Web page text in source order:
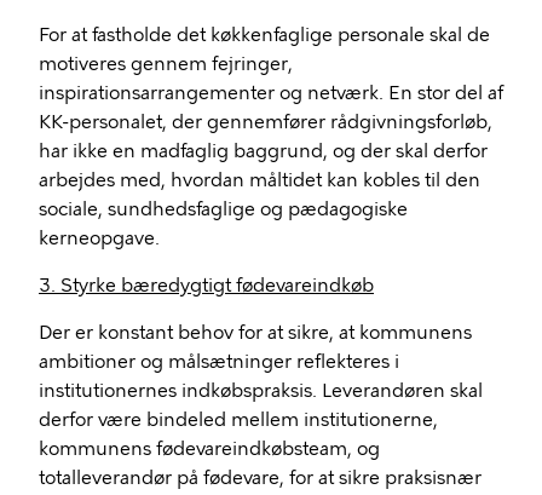
For at fastholde det køkkenfaglige personale skal de
motiveres gennem fejringer,
inspirationsarrangementer og netværk. En stor del af
KK-personalet, der gennemfører rådgivningsforløb,
har ikke en madfaglig baggrund, og der skal derfor
arbejdes med, hvordan måltidet kan kobles til den
sociale, sundhedsfaglige og pædagogiske
kerneopgave.
3. Styrke bæredygtigt fødevareindkøb
Der er konstant behov for at sikre, at kommunens
ambitioner og målsætninger reflekteres i
institutionernes indkøbspraksis. Leverandøren skal
derfor være bindeled mellem institutionerne,
kommunens fødevareindkøbsteam, og
totalleverandør på fødevare, for at sikre praksisnær